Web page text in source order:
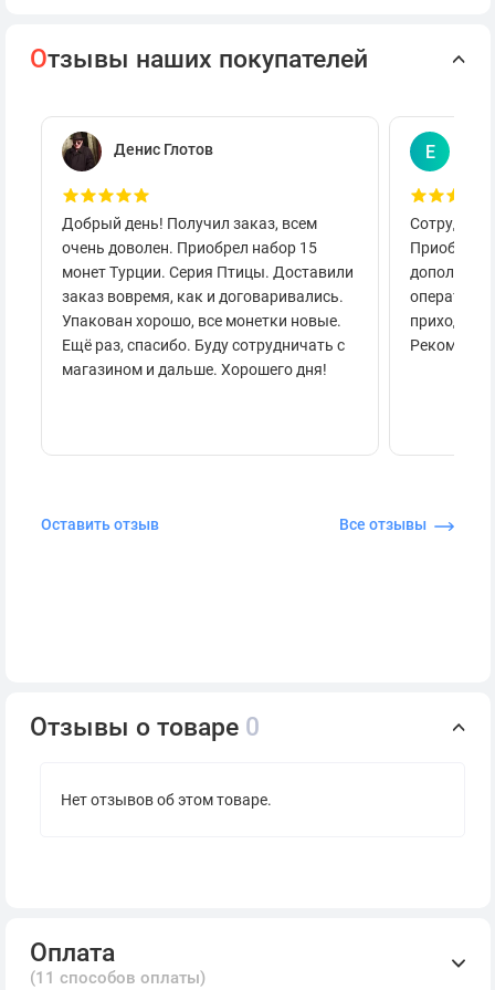
Отзывы наших покупателей
Денис Глотов
Добрый день! Получил заказ, всем
очень доволен. Приобрел набор 15
монет Турции. Серия Птицы. Доставили
заказ вовремя, как и договаривались.
Упакован хорошо, все монетки новые.
Ещё раз, спасибо. Буду сотрудничать с
магазином и дальше. Хорошего дня!
Е
приходило
Оставить отзыв Все отзывы
Отзывы о товаре 0
Нет отзывов об этом товаре.
Оплата
(11 способов оплаты)